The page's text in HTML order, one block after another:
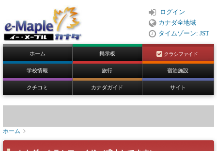
ログイン
カナダ全地域
タイムゾーン: JST
ホーム 掲示板 クラシファイド
学校情報 旅行 宿泊施設
クチコミ カナダガイド サイト
ホーム